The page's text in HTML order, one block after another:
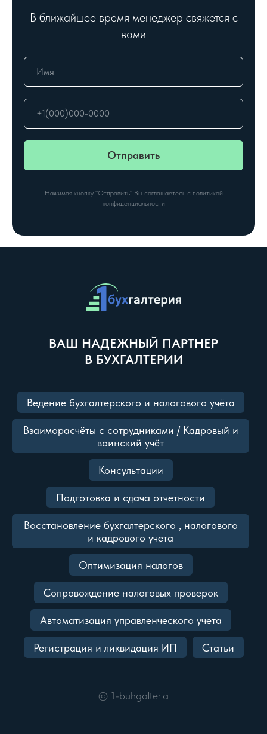
В ближайшее время менеджер свяжется с
вами
Отправить
Нажимая кнопку "Отправить" Вы соглашаетесь с политикой
конфиденциальности
ВАШ НАДЕЖНЫЙ ПАРТНЕР
В БУХГАЛТЕРИИ
Ведение бухгалтерского и налогового учёта
Взаиморасчёты с сотрудниками / Кадровый и
воинский учёт
Консультации
Подготовка и сдача отчетности
Восстановление бухгалтерского , налогового
и кадрового учета
Оптимизация налогов
Сопровождение налоговых проверок
Автоматизация управленческого учета
Регистрация и ликвидация ИП Статьи
© 1-buhgalteria